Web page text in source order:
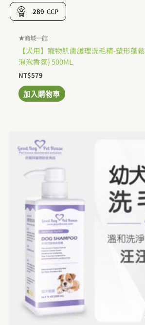
289 CCP
★商城一館
【犬用】寵物肌膚護理洗毛精-塑形蓬
泡泡香氛) 500ML
NT$579
加入購物車